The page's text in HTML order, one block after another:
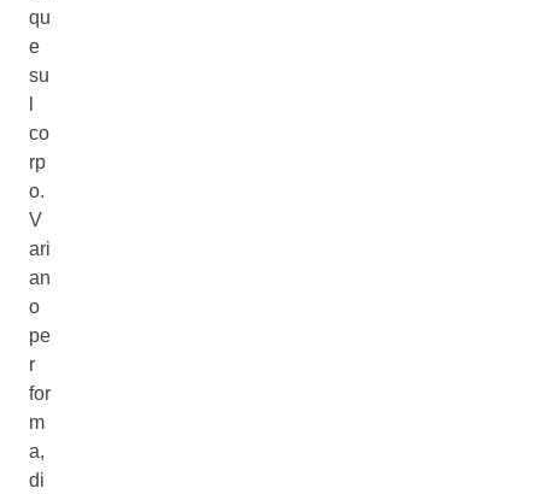
qu
e
su
co
rp
o.
V
ari
an
o
pe
r
for
m
a,
di